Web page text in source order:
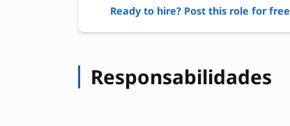
Ready to hire? Post this role for free
Responsabilidades